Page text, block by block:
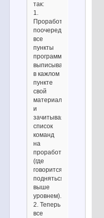
так:
1.
Проработал
поочередно
все
пункты
программы,
выписывая
в кажлом
пункте
свой
материал
и
зачитывая
список
команд
на
проработку
(где
говорится
подняться
выше
уровнем).
2. Теперь
все